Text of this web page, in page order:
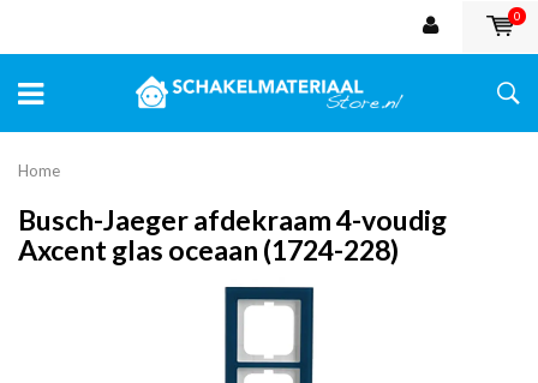
0
Home
Busch-Jaeger afdekraam 4-voudig
Axcent glas oceaan (1724-228)